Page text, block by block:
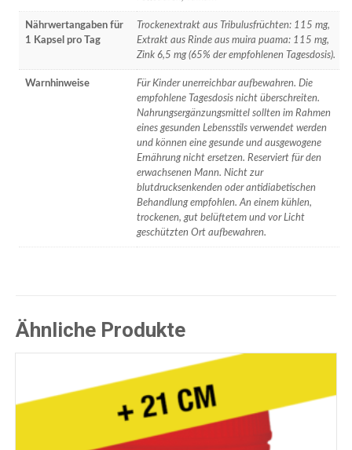
Nährwertangaben für
1 Kapsel pro Tag
Trockenextrakt aus Tribulusfrüchten: 115 mg,
Extrakt aus Rinde aus muira puama: 115 mg,
Zink 6,5 mg (65% der empfohlenen Tagesdosis).
Warnhinweise
Für Kinder unerreichbar aufbewahren. Die
empfohlene Tagesdosis nicht überschreiten.
Nahrungsergänzungsmittel sollten im Rahmen
eines gesunden Lebensstils verwendet werden
und können eine gesunde und ausgewogene
Ernährung nicht ersetzen. Reserviert für den
erwachsenen Mann. Nicht zur
blutdrucksenkenden oder antidiabetischen
Behandlung empfohlen. An einem kühlen,
trockenen, gut belüftetem und vor Licht
geschützten Ort aufbewahren.
Ähnliche Produkte